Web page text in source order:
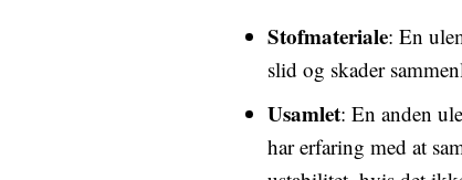
Stofmateriale: En
slid og skader
Usamlet: En anden
har erfaring med at